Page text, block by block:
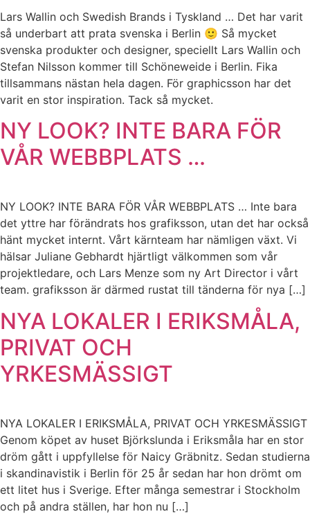
Lars Wallin och Swedish Brands i Tyskland … Det har varit
så underbart att prata svenska i Berlin 🙂 Så mycket
svenska produkter och designer, speciellt Lars Wallin och
Stefan Nilsson kommer till Schöneweide i Berlin. Fika
tillsammans nästan hela dagen. För graphicsson har det
varit en stor inspiration. Tack så mycket.
NY LOOK? INTE BARA FÖR
VÅR WEBBPLATS …
NY LOOK? INTE BARA FÖR VÅR WEBBPLATS … Inte bara
det yttre har förändrats hos grafiksson, utan det har också
hänt mycket internt. Vårt kärnteam har nämligen växt. Vi
hälsar Juliane Gebhardt hjärtligt välkommen som vår
projektledare, och Lars Menze som ny Art Director i vårt
team. grafiksson är därmed rustat till tänderna för nya […]
NYA LOKALER I ERIKSMÅLA,
PRIVAT OCH
YRKESMÄSSIGT
NYA LOKALER I ERIKSMÅLA, PRIVAT OCH YRKESMÄSSIGT
Genom köpet av huset Björkslunda i Eriksmåla har en stor
dröm gått i uppfyllelse för Naicy Gräbnitz. Sedan studierna
i skandinavistik i Berlin för 25 år sedan har hon drömt om
ett litet hus i Sverige. Efter många semestrar i Stockholm
och på andra ställen, har hon nu […]